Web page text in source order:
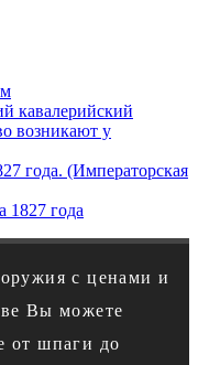
кавалерийский
возникают у
года. (Императорская
1827 года
с ценами и
Вы можете
от шпаги до